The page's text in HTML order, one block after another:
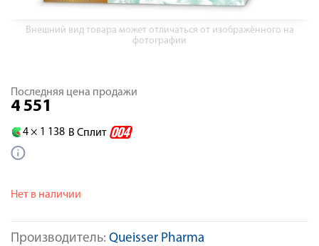
Внешний вид товара может отличаться от изображённого на
фотографии
Производитель: Queisser Pharma
Последняя цена продажи
4 551
4 × 1 138 В Сплит
Нет в наличии